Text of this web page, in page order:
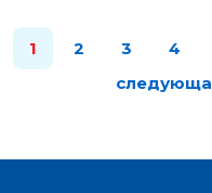
1 2 3 4